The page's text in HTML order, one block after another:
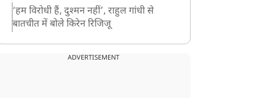
‘हम विरोधी हैं, दुश्मन नहीं’, राहुल गांधी से
बातचीत में बोले किरेन रिजिजू
झारखंड के छात्रों को CJP का समर्थन, रांची पहुंच
ADVERTISEMENT